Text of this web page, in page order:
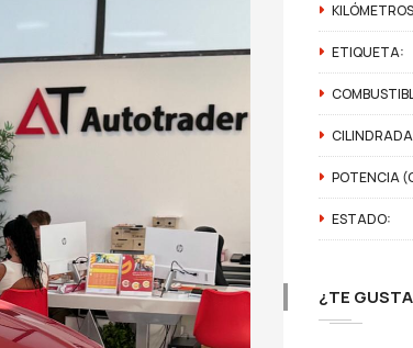
ETIQUETA:
POTENCIA
ESTADO:
¿TE